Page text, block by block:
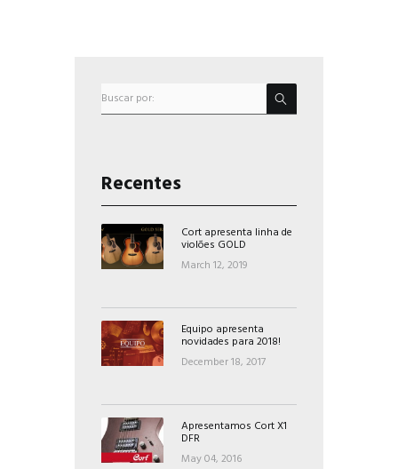
Recentes
Cort apresenta linha de
violões GOLD
March 12, 2019
Equipo apresenta
novidades para 2018!
December 18, 2017
Apresentamos Cort X1
DFR
May 04, 2016